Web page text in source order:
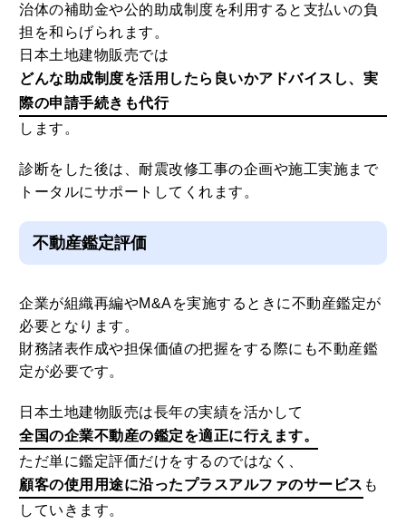
治体の補助金や公的助成制度を利用すると支払いの負
担を和らげられます。
日本土地建物販売では
どんな助成制度を活用したら良いかアドバイスし、実
際の申請手続きも代行
します。
診断をした後は、耐震改修工事の企画や施工実施まで
トータルにサポートしてくれます。
不動産鑑定評価
企業が組織再編やM&Aを実施するときに不動産鑑定が
必要となります。
財務諸表作成や担保価値の把握をする際にも不動産鑑
定が必要です。
日本土地建物販売は長年の実績を活かして
全国の企業不動産の鑑定を適正に行えます。
ただ単に鑑定評価だけをするのではなく、
顧客の使用用途に沿ったプラスアルファのサービス も
していきます。